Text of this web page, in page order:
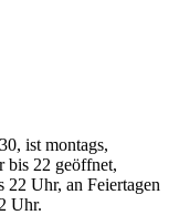
ist montags,
bis 22 geöffnet,
Uhr, an Feiertagen
Uhr.